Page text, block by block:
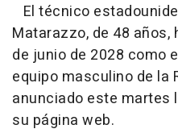
El técnico
Matarazzo, de 48 años,
de junio de 2028 como
equipo masculino de la
anunciado este martes
su página web.